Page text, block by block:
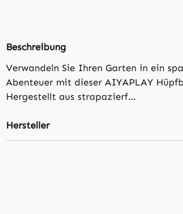
Beschreibung
Verwandeln Sie Ihren Garten in ein
Abenteuer mit dieser AIYAPLAY
Hergestellt aus strapazierf…
Hersteller